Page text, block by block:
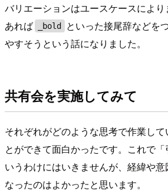
バリエーションはユースケースによ
あれば
_bold
といった接尾辞などを
やすそうという話になりました。
共有会を実施してみて
それぞれがどのような思考で作業し
とができて面白かったです。これで
いうわけにはいきませんが、経緯や
なったのはよかったと思います。